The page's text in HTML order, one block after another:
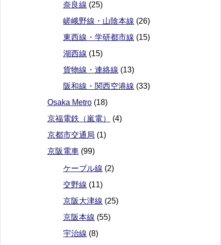
奈良線 (25)
嵯峨野線・山陰本線 (26)
東西線・学研都市線 (15)
湖西線 (15)
貨物線・連絡線 (13)
阪和線・関西空港線 (33)
Osaka Metro (18)
京福電鉄（嵐電）
(4)
京都市交通局 (1)
京阪電車 (99)
ケーブル線 (2)
交野線 (11)
京阪大津線 (25)
京阪本線 (55)
宇治線 (8)